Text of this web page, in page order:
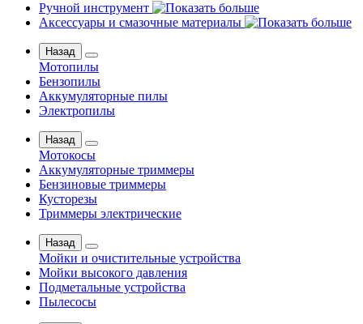
Ручной инструмент
Аксессуары и смазочные материалы
Назад
Мотопилы
Бензопилы
Аккумуляторные пилы
Электропилы
Назад
Мотокосы
Аккумуляторные триммеры
Бензиновые триммеры
Кусторезы
Триммеры электрические
Назад
Мойки и очистительные устройства
Мойки высокого давления
Подметальные устройства
Пылесосы